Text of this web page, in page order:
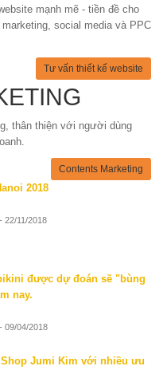
mạnh mẽ - tiền đề cho
social media và PPC
Tư vấn thiết kế website
thân thiện với người dùng
Contents Marketing
2018
22/11/2018
được dự đoán sẽ "bùng
nay.
09/04/2018
Jumi Kim với nhiều ưu